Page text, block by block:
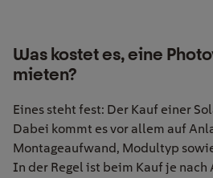
Was kostet es, eine
mieten?
Eines steht fest: Der Kauf einer
Dabei kommt es vor allem auf
Montageaufwand, Modultyp
In der Regel ist beim Kaufje nach